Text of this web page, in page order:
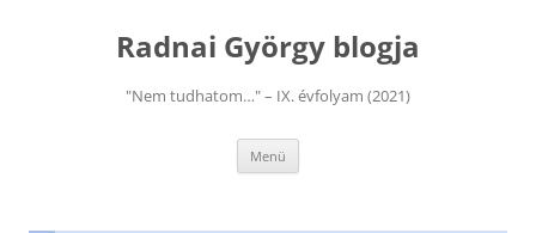
Radnai György blogja
"Nem tudhatom…" – IX. évfolyam (2021)
Menü